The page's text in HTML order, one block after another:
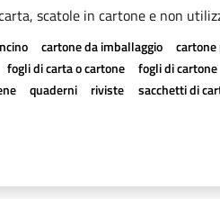
scatole in cartone e non
cartone da imballaggio
fogli di carta o cartone fogli di cartone
quaderni riviste sacchetti di